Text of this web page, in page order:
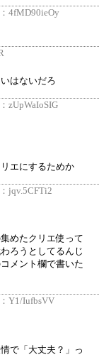
4fMD90ieOy
はないだろ
zUpWaIoSIG
エにするためか
jqv.5CFTi2
めたクリエ使って
ろうとしてるんじ
メント欄で書いた
Y1/IufbsVV
で「大丈夫？」っ